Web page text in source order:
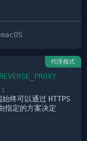
代理模式
始终可以通过 HTTPS
指定的方案决定